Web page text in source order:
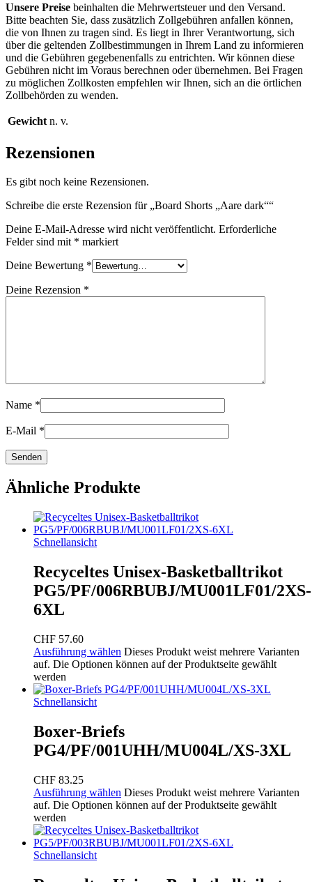
Unsere Preise beinhalten die Mehrwertsteuer und den Versand.
Bitte beachten Sie, dass zusätzlich Zollgebühren anfallen können,
die von Ihnen zu tragen sind. Es liegt in Ihrer Verantwortung, sich
über die geltenden Zollbestimmungen in Ihrem Land zu informieren
und die Gebühren gegebenenfalls zu entrichten. Wir können diese
Gebühren nicht im Voraus berechnen oder übernehmen. Bei Fragen
zu möglichen Zollkosten empfehlen wir Ihnen, sich an die örtlichen
Zollbehörden zu wenden.
Gewicht n. v.
Rezensionen
Es gibt noch keine Rezensionen.
Schreibe die erste Rezension für „Board Shorts „Aare dark““
Deine E-Mail-Adresse wird nicht veröffentlicht. Erforderliche
Felder sind mit * markiert
Deine Bewertung *
Deine Rezension *
Name *
E-Mail *
Ähnliche Produkte
Schnellansicht
Recyceltes Unisex-Basketballtrikot
PG5/PF/006RBUBJ/MU001LF01/2XS-
6XL
CHF 57.60
Ausführung wählen Dieses Produkt weist mehrere Varianten
auf. Die Optionen können auf der Produktseite gewählt
werden
Schnellansicht
Boxer-Briefs
PG4/PF/001UHH/MU004L/XS-3XL
CHF 83.25
Ausführung wählen Dieses Produkt weist mehrere Varianten
auf. Die Optionen können auf der Produktseite gewählt
werden
Schnellansicht